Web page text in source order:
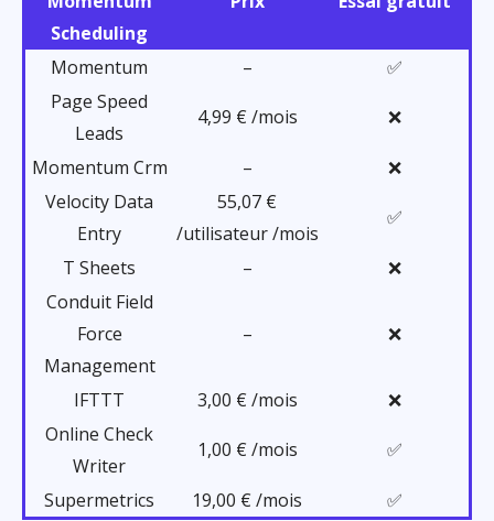
Scheduling
Momentum –
✅
Page Speed
Leads
4,99 € /mois ❌
Momentum Crm –
❌
Velocity Data
Entry
55,07 €
/utilisateur /mois
✅
T Sheets –
❌
Conduit Field
Force
Management
– ❌
IFTTT 3,00 € /mois
❌
Online Check
Writer
1,00 € /mois ✅
Supermetrics 19,00 € /mois ✅